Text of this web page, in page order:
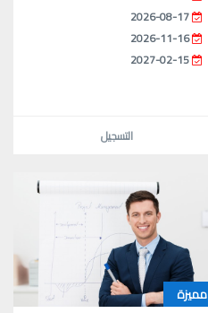
2026-08-17
2026-11-16
2027-02-15
التسجيل
مميزة